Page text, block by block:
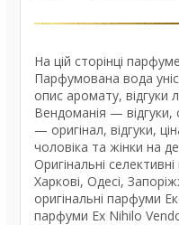
На цій сторінці
Парфумована вода
опис аромату,
Вендоманія —
— оригінал, відгуки,
чоловіка та жінки на
Оригінальні
Харкові, Одесі,
оригінальні парфуми
парфуми Ex Nihilo